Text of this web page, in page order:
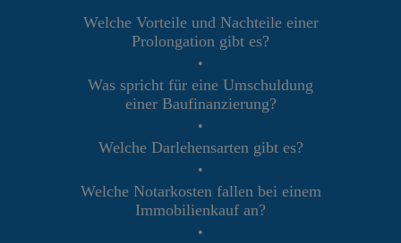
Welche Vorteile und Nachteile einer
Prolongation gibt es?
•
Was spricht für eine Umschuldung
einer Baufinanzierung?
•
Welche Darlehensarten gibt es?
•
Welche Notarkosten fallen bei einem
Immobilienkauf an?
•